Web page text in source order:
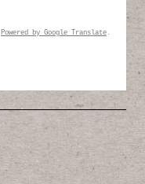
Powered by Google Translate .